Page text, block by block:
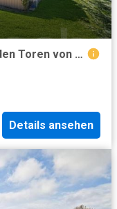
Prächtige Villa von Charakter an den Toren von Lausanne
Details ansehen